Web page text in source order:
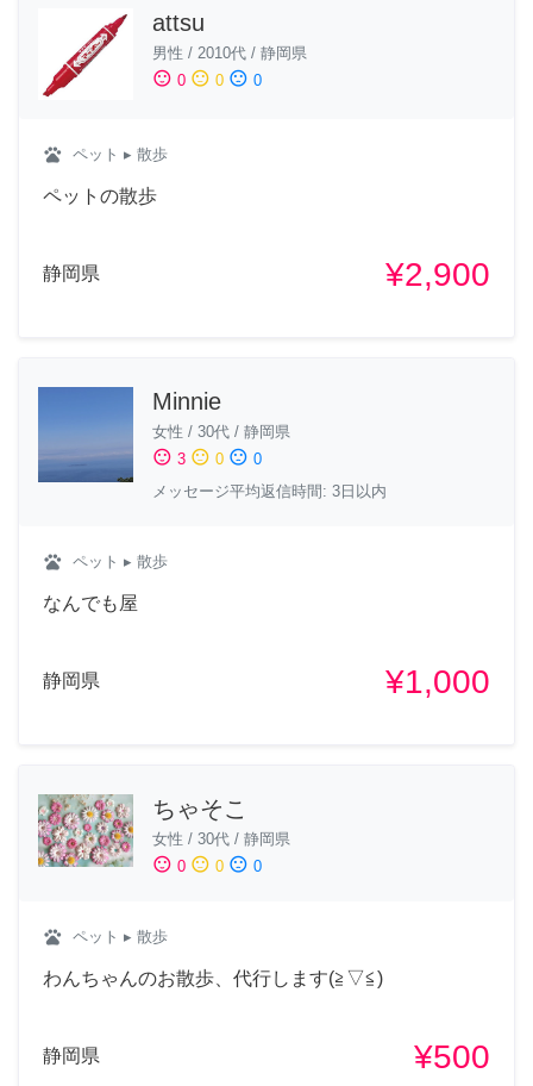
attsu
男性 / 2010代 / 静岡県
sentiment_satisfied 0 sentiment_neutral 0 sentiment_dissatisfied 0
pets ペット ▸ 散歩
ペットの散歩
静岡県 ¥2,900
Minnie
女性 / 30代 / 静岡県
sentiment_satisfied 3 sentiment_neutral 0 sentiment_dissatisfied 0
メッセージ平均返信時間: 3日以内
pets ペット ▸ 散歩
なんでも屋
静岡県 ¥1,000
ちゃそこ
女性 / 30代 / 静岡県
sentiment_satisfied 0 sentiment_neutral 0 sentiment_dissatisfied 0
pets ペット ▸ 散歩
わんちゃんのお散歩、代行します(≧▽≦)
静岡県 ¥500